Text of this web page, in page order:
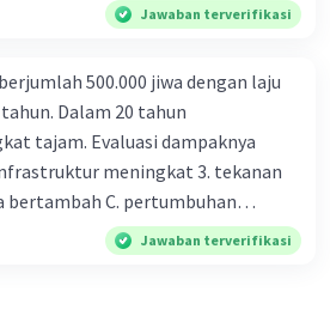
Jawaban terverifikasi
500.000 jiwa dengan laju
Dalam 20 tahun
tajam. Evaluasi dampaknya
meningkat 3. tekanan
bertambah C. pertumbuhan
jangka panjang D. tidak
E. proyeksi penduduk penting
Jawaban terverifikasi